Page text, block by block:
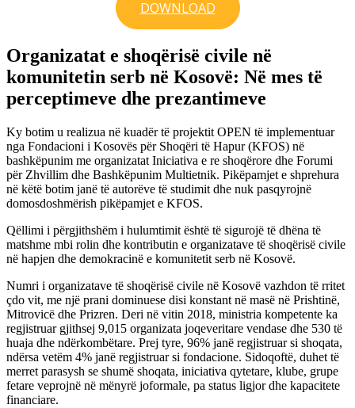
DOWNLOAD
Organizatat e shoqërisë civile në
komunitetin serb në Kosovë: Në mes të
perceptimeve dhe prezantimeve
Ky botim u realizua në kuadër të projektit OPEN të implementuar
nga Fondacioni i Kosovës për Shoqëri të Hapur (KFOS) në
bashkëpunim me organizatat Iniciativa e re shoqërore dhe Forumi
për Zhvillim dhe Bashkëpunim Multietnik. Pikëpamjet e shprehura
në këtë botim janë të autorëve të studimit dhe nuk pasqyrojnë
domosdoshmërish pikëpamjet e KFOS.
Qëllimi i përgjithshëm i hulumtimit është të sigurojë të dhëna të
matshme mbi rolin dhe kontributin e organizatave të shoqërisë civile
në hapjen dhe demokracinë e komunitetit serb në Kosovë.
Numri i organizatave të shoqërisë civile në Kosovë vazhdon të rritet
çdo vit, me një prani dominuese disi konstant në masë në Prishtinë,
Mitrovicë dhe Prizren. Deri në vitin 2018, ministria kompetente ka
regjistruar gjithsej 9,015 organizata joqeveritare vendase dhe 530 të
huaja dhe ndërkombëtare. Prej tyre, 96% janë regjistruar si shoqata,
ndërsa vetëm 4% janë regjistruar si fondacione. Sidoqoftë, duhet të
merret parasysh se shumë shoqata, iniciativa qytetare, klube, grupe
fetare veprojnë në mënyrë joformale, pa status ligjor dhe kapacitete
financiare.